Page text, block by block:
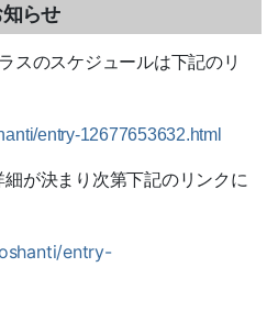
らせ
スのスケジュールは下記のリ
entry-12677653632.html
が決まり次第下記のリンクに
entry-